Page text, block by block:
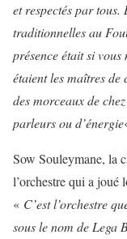
et respectés par
traditionnelles au
présence était si
étaient les maîtres de
des morceaux de
parleurs ou d’énergie
Sow Souleymane, la
l’orchestre qui a joué
« C’est l’orchestre
sous le nom de Lega